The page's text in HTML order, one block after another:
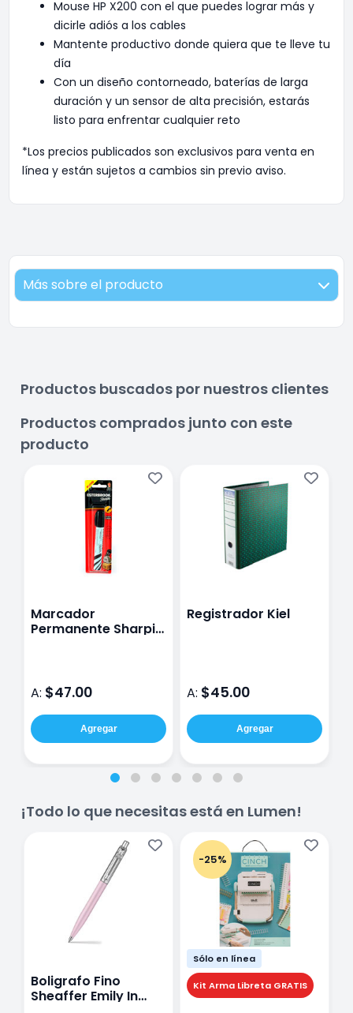
Mouse HP X200 con el que puedes lograr más y
dicirle adiós a los cables
Mantente productivo donde quiera que te lleve tu
día
Con un diseño contorneado, baterías de larga
duración y un sensor de alta precisión, estarás
listo para enfrentar cualquier reto
*Los precios publicados son exclusivos para venta en
línea y están sujetos a cambios sin previo aviso.
Más sobre el producto
Productos buscados por nuestros clientes
Productos comprados junto con este
producto
Marcador
Permanente Sharpie
A: $47.00
Agregar
Registrador Kiel
A: $45.00
Agregar
¡Todo lo que necesitas está en Lumen!
Boligrafo Fino
Sheaffer Emily In
-25%
Sólo en línea
Kit Arma Libreta GRATIS